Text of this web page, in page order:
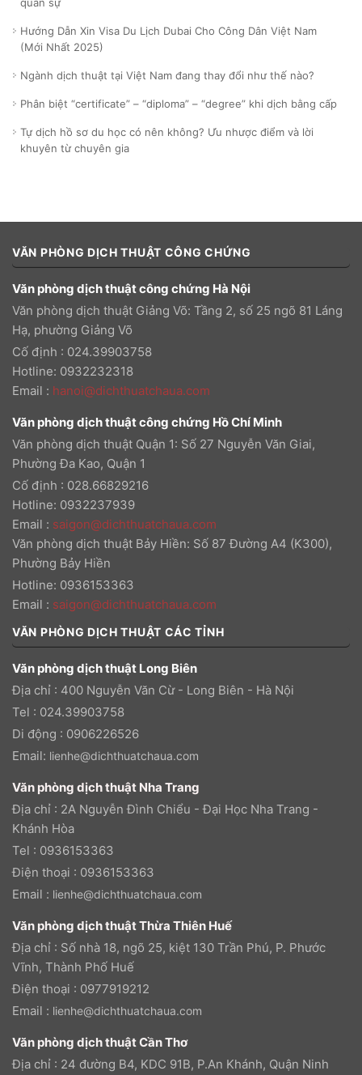
quân sự
Hướng Dẫn Xin Visa Du Lịch Dubai Cho Công Dân Việt Nam
(Mới Nhất 2025)
Ngành dịch thuật tại Việt Nam đang thay đổi như thế nào?
Phân biệt “certificate” – “diploma” – “degree” khi dịch bằng cấp
Tự dịch hồ sơ du học có nên không? Ưu nhược điểm và lời
khuyên từ chuyên gia
VĂN PHÒNG DỊCH THUẬT CÔNG CHỨNG
Văn phòng dịch thuật công chứng Hà Nội
Văn phòng dịch thuật Giảng Võ: Tầng 2, số 25 ngõ 81 Láng
Hạ, phường Giảng Võ
Cố định : 024.39903758
Hotline: 0932232318
Email : hanoi@dichthuatchaua.com
Văn phòng dịch thuật công chứng Hồ Chí Minh
Văn phòng dịch thuật Quận 1: Số 27 Nguyễn Văn Giai,
Phường Đa Kao, Quận 1
Cố định : 028.66829216
Hotline: 0932237939
Email : saigon@dichthuatchaua.com
Văn phòng dịch thuật Bảy Hiền: Số 87 Đường A4 (K300),
Phường Bảy Hiền
Hotline: 0936153363
Email : saigon@dichthuatchaua.com
VĂN PHÒNG DỊCH THUẬT CÁC TỈNH
Văn phòng dịch thuật Long Biên
Địa chỉ : 400 Nguyễn Văn Cừ - Long Biên - Hà Nội
Tel : 024.39903758
Di động : 0906226526
Email: lienhe@dichthuatchaua.com
Văn phòng dịch thuật Nha Trang
Địa chỉ : 2A Nguyễn Đình Chiểu - Đại Học Nha Trang -
Khánh Hòa
Tel : 0936153363
Điện thoại : 0936153363
Email : lienhe@dichthuatchaua.com
Văn phòng dịch thuật Thừa Thiên Huế
Địa chỉ : Số nhà 18, ngõ 25, kiệt 130 Trần Phú, P. Phước
Vĩnh, Thành Phố Huế
Điện thoại : 0977919212
Email : lienhe@dichthuatchaua.com
Văn phòng dịch thuật Cần Thơ
Địa chỉ : 24 đường B4, KDC 91B, P.An Khánh, Quận Ninh